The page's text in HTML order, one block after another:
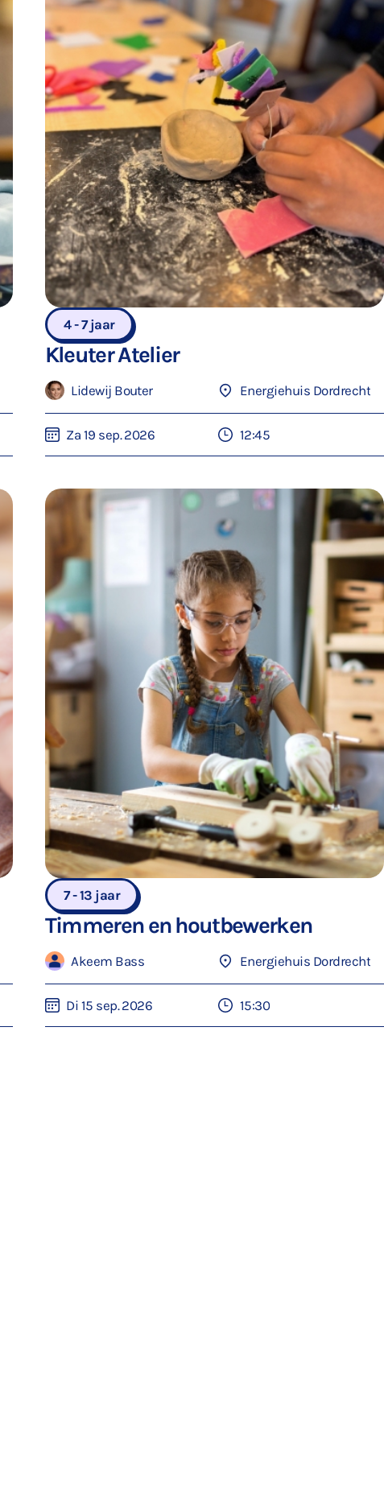
4 - 7 jaar
Kleuter Atelier
Lidewij Bouter Energiehuis Dordrecht
Za 19 sep. 2026 12:45
7 - 13 jaar
Timmeren en houtbewerken
Akeem Bass Energiehuis Dordrecht
Di 15 sep. 2026 15:30